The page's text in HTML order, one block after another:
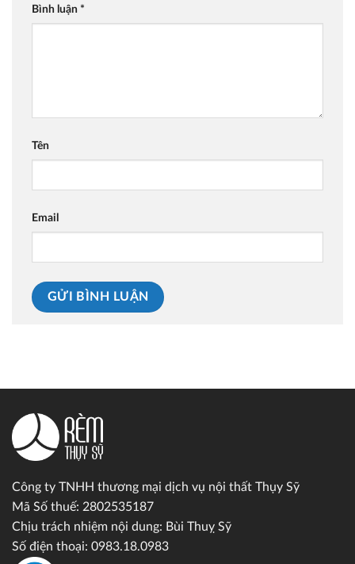
Bình luận *
Tên
Email
Công ty TNHH thương mại dịch vụ nội thất Thụy Sỹ
Mã Số thuế: 2802535187
Chịu trách nhiệm nội dung: Bùi Thuỵ Sỹ
Số điện thoại: 0983.18.0983